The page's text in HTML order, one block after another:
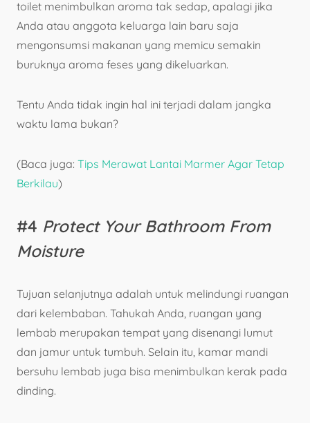
toilet menimbulkan aroma tak sedap, apalagi jika
Anda atau anggota keluarga lain baru saja
mengonsumsi makanan yang memicu semakin
buruknya aroma feses yang dikeluarkan.
Tentu Anda tidak ingin hal ini terjadi dalam jangka
waktu lama bukan?
(Baca juga: Tips Merawat Lantai Marmer Agar Tetap
Berkilau)
#4 Protect Your Bathroom From
Moisture
Tujuan selanjutnya adalah untuk melindungi ruangan
dari kelembaban. Tahukah Anda, ruangan yang
lembab merupakan tempat yang disenangi lumut
dan jamur untuk tumbuh. Selain itu, kamar mandi
bersuhu lembab juga bisa menimbulkan kerak pada
dinding.